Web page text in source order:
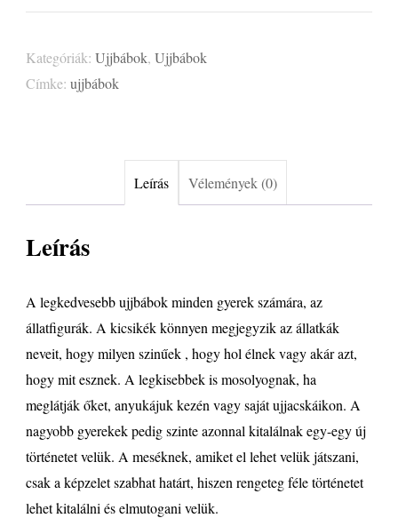
-1-
mennyiség
Kategóriák: Ujjbábok, Ujjbábok
Címke: ujjbábok
Leírás Vélemények (0)
Leírás
A legkedvesebb ujjbábok minden gyerek számára, az
állatfigurák. A kicsikék könnyen megjegyzik az állatkák
neveit, hogy milyen szinűek , hogy hol élnek vagy akár azt,
hogy mit esznek. A legkisebbek is mosolyognak, ha
meglátják őket, anyukájuk kezén vagy saját ujjacskáikon. A
nagyobb gyerekek pedig szinte azonnal kitalálnak egy-egy új
történetet velük. A meséknek, amiket el lehet velük játszani,
csak a képzelet szabhat határt, hiszen rengeteg féle történetet
lehet kitalálni és elmutogani velük.